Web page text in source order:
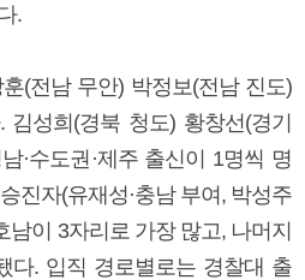
.
(전남 무안) 박정보(전남 진도)
성희(경북 청도) 황창선(경기
·수도권·제주 출신이 1명씩 명
진자(유재성·충남 부여, 박성주
남이 3자리로 가장 많고, 나머지
다. 입직 경로별로는 경찰대 출